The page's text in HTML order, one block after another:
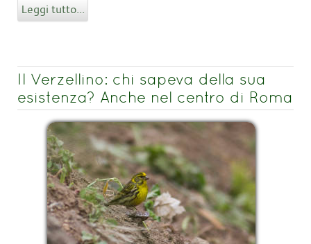
Leggi tutto...
Il Verzellino: chi sapeva della sua
esistenza? Anche nel centro di Roma